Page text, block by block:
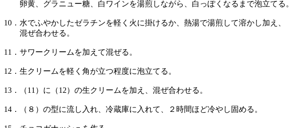
卵黄、グラニュー糖、白ワインを湯煎しながら、白っぽくなるまで泡立てる。
10．水でふやかしたゼラチンを軽く火に掛けるか、熱湯で湯煎して溶かし加え、
混ぜ合わせる。
11．サワークリームを加えて混ぜる。
12．生クリームを軽く角が立つ程度に泡立てる。
13．（11）に（12）の生クリームを加え、混ぜ合わせる。
14．（８）の型に流し入れ、冷蔵庫に入れて、２時間ほど冷やし固める。